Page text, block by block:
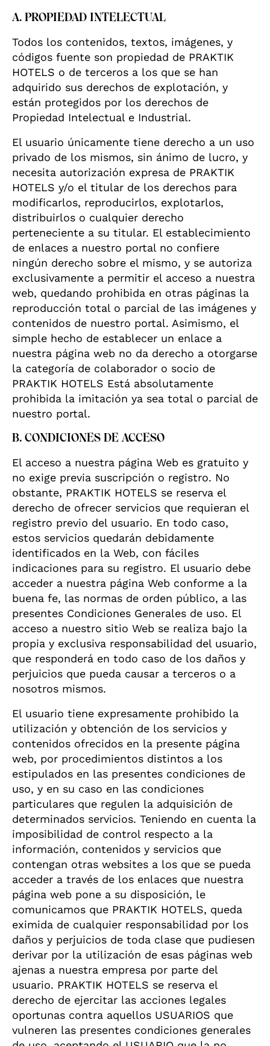
A. PROPIEDAD INTELECTUAL
Todos los contenidos, textos, imágenes, y
códigos fuente son propiedad de PRAKTIK
HOTELS o de terceros a los que se han
adquirido sus derechos de explotación, y
están protegidos por los derechos de
Propiedad Intelectual e Industrial.
El usuario únicamente tiene derecho a un uso
privado de los mismos, sin ánimo de lucro, y
necesita autorización expresa de PRAKTIK
HOTELS y/o el titular de los derechos para
modificarlos, reproducirlos, explotarlos,
distribuirlos o cualquier derecho
perteneciente a su titular. El establecimiento
de enlaces a nuestro portal no confiere
ningún derecho sobre el mismo, y se autoriza
exclusivamente a permitir el acceso a nuestra
web, quedando prohibida en otras páginas la
reproducción total o parcial de las imágenes y
contenidos de nuestro portal. Asimismo, el
simple hecho de establecer un enlace a
nuestra página web no da derecho a otorgarse
la categoría de colaborador o socio de
PRAKTIK HOTELS Está absolutamente
prohibida la imitación ya sea total o parcial de
nuestro portal.
B. CONDICIONES DE ACCESO
El acceso a nuestra página Web es gratuito y
no exige previa suscripción o registro. No
obstante, PRAKTIK HOTELS se reserva el
derecho de ofrecer servicios que requieran el
registro previo del usuario. En todo caso,
estos servicios quedarán debidamente
identificados en la Web, con fáciles
indicaciones para su registro. El usuario debe
acceder a nuestra página Web conforme a la
buena fe, las normas de orden público, a las
presentes Condiciones Generales de uso. El
acceso a nuestro sitio Web se realiza bajo la
propia y exclusiva responsabilidad del usuario,
que responderá en todo caso de los daños y
perjuicios que pueda causar a terceros o a
nosotros mismos.
El usuario tiene expresamente prohibido la
utilización y obtención de los servicios y
contenidos ofrecidos en la presente página
web, por procedimientos distintos a los
estipulados en las presentes condiciones de
uso, y en su caso en las condiciones
particulares que regulen la adquisición de
determinados servicios. Teniendo en cuenta la
imposibilidad de control respecto a la
información, contenidos y servicios que
contengan otras websites a los que se pueda
acceder a través de los enlaces que nuestra
página web pone a su disposición, le
comunicamos que PRAKTIK HOTELS, queda
eximida de cualquier responsabilidad por los
daños y perjuicios de toda clase que pudiesen
derivar por la utilización de esas páginas web
ajenas a nuestra empresa por parte del
usuario. PRAKTIK HOTELS se reserva el
derecho de ejercitar las acciones legales
oportunas contra aquellos USUARIOS que
vulneren las presentes condiciones generales